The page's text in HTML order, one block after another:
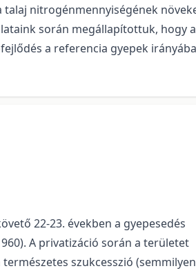
nitrogénmennyiségének
során megállapítottuk, hogy a
a referencia gyepek irányába
22-23. években a gyepesedés
A privatizáció során a területet
szukcesszió